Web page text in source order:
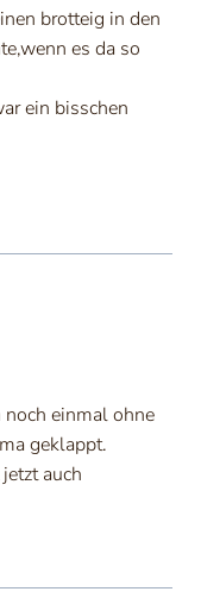
brotteig in den
es da so
ein bisschen
noch einmal ohne
geklappt.
auch